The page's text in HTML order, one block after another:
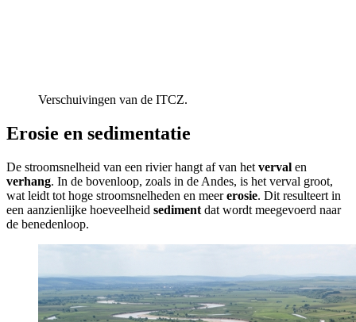
Verschuivingen van de ITCZ.
Erosie en sedimentatie
De stroomsnelheid van een rivier hangt af van het verval en
verhang. In de bovenloop, zoals in de Andes, is het verval groot,
wat leidt tot hoge stroomsnelheden en meererosie. Dit resulteert in
een aanzienlijke hoeveelheid sediment dat wordt meegevoerd naar
de benedenloop.